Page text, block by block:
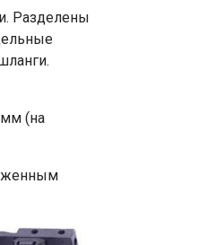
Разделены
(на